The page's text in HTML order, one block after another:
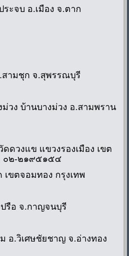
ะจบ อ.เมือง จ.ตาก
ามชุก จ.สุพรรณบุรี
วง บ้านบางม่วง อ.สามพราน
ดวงแข แขวงรองเมือง เขต
๐๒-๒๑๙๕๑๕๔
ขตจอมทอง กรุงเทพ
รือ จ.กาญจนบุรี
อ.วิเศษชัยชาญ จ.อ่างทอง